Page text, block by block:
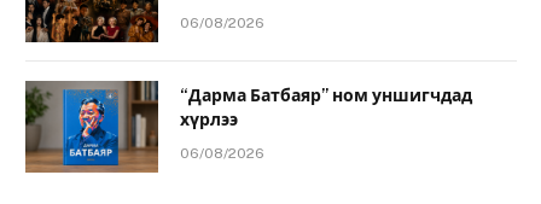
06/08/2026
“Дарма Батбаяр” ном уншигчдад
хүрлээ
06/08/2026